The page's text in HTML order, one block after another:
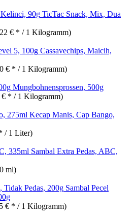
TicTac Snack, Mix, Dua
€ * / 1 Kilogramm)
Cassavechips, Maicih,
€ * / 1 Kilogramm)
Mungbohnensprossen, 500g
€ * / 1 Kilogramm)
Kecap Manis, Cap Bango,
/ 1 Liter)
Sambal Extra Pedas, ABC,
ml)
Sambal Pecel
€ * / 1 Kilogramm)